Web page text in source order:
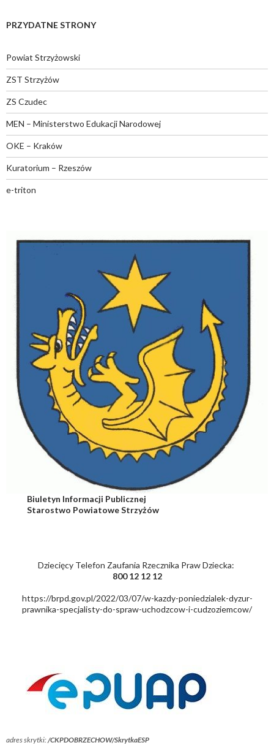
PRZYDATNE STRONY
Powiat Strzyżowski
ZST Strzyżów
ZS Czudec
MEN – Ministerstwo Edukacji Narodowej
OKE – Kraków
Kuratorium – Rzeszów
e-triton
Biuletyn Informacji Publicznej
Starostwo Powiatowe Strzyżów
Dziecięcy Telefon Zaufania Rzecznika Praw Dziecka:
800 12 12 12
https://brpd.gov.pl/2022/03/07/w-kazdy-poniedzialek-dyzur-
prawnika-specjalisty-do-spraw-uchodzcow-i-cudzoziemcow/
adres skrytki:/CKPDOBRZECHOW/SkrytkaESP